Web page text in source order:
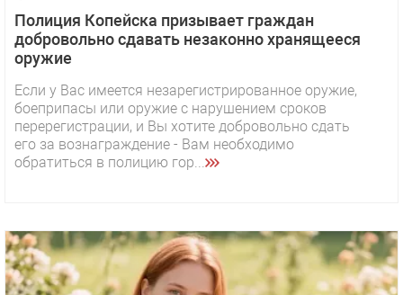
Полиция Копейска призывает граждан
добровольно сдавать незаконно хранящееся
оружие
Если у Вас имеется незарегистрированное оружие,
боеприпасы или оружие с нарушением сроков
перерегистрации, и Вы хотите добровольно сдать
его за вознаграждение - Вам необходимо
обратиться в полицию гор...